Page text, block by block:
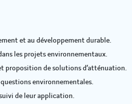
et au développement durable.
les projets environnementaux.
proposition de solutions d’atténuation.
environnementales.
de leur application.